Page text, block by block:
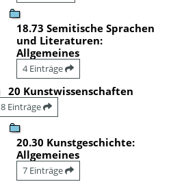
18.73 Semitische Sprachen
und Literaturen:
Allgemeines
4 Einträge
20 Kunstwissenschaften
8 Einträge
20.30 Kunstgeschichte:
Allgemeines
7 Einträge